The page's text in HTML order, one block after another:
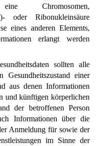
Chromosomen,
oder Ribonukleinsäure
eines anderen Elements,
erlangt werden
sollten alle
einer
aus denen Informationen
und künftigen körperlichen
der betroffenen Person
Informationen über die
Anmeldung für sowie der
im Sinne der